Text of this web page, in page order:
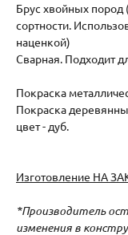
Брус хвойных пород
сортности.
наценкой)
Сварная. Подходит
Покраска
Покраска
цвет - дуб.
Изготовление НА
*Производитель
изменения в